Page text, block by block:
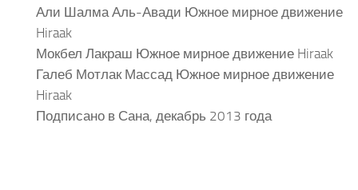
Али Шалма Аль-Авади Южное мирное движение
Hiraak
Мокбел Лакраш Южное мирное движение Hiraak
Галеб Мотлак Массад Южное мирное движение
Hiraak
Подписано в Сана, декабрь 2013 года